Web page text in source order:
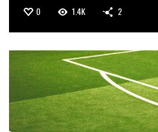
0 1.4K 2